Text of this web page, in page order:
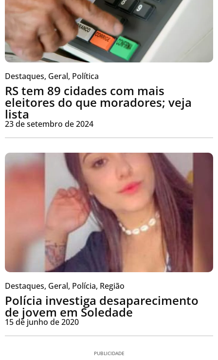
Destaques, Geral, Política
RS tem 89 cidades com mais
eleitores do que moradores; veja
lista
23 de setembro de 2024
Destaques, Geral, Polícia, Região
Polícia investiga desaparecimento
de jovem em Soledade
15 de junho de 2020
PUBLICIDADE